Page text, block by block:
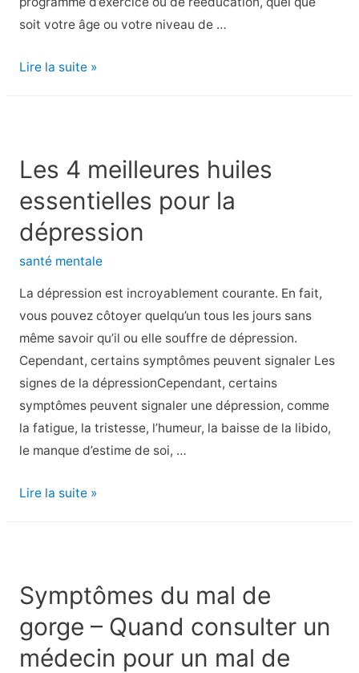
soit votre âge ou votre niveau de …
Étirements
technique
appropriée
Lire la suite »
Les 4 meilleures huiles
essentielles pour la
dépression
santé mentale
La dépression est incroyablement courante. En fait,
vous pouvez côtoyer quelqu’un tous les jours sans
même savoir qu’il ou elle souffre de dépression.
Cependant, certains symptômes peuvent signaler Les
signes de la dépressionCependant, certains
symptômes peuvent signaler une dépression, comme
la fatigue, la tristesse, l’humeur, la baisse de la libido,
le manque d’estime de soi, …
Les
pour
la
dépression
Lire la suite »
Symptômes du mal de
gorge – Quand consulter un
médecin pour un mal de